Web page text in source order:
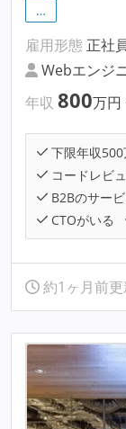
…
雇用形態 正社
Webエンジ
年収 800万円
下限年収500
コードレビ
B2Bのサー
CTOがいる
約1ヶ月前更